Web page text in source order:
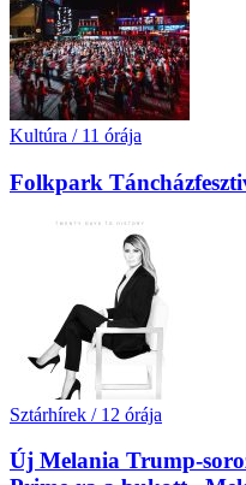
Kultúra / 11 órája
Folkpark
Sztárhírek / 12 órája
Új Melania Trump-